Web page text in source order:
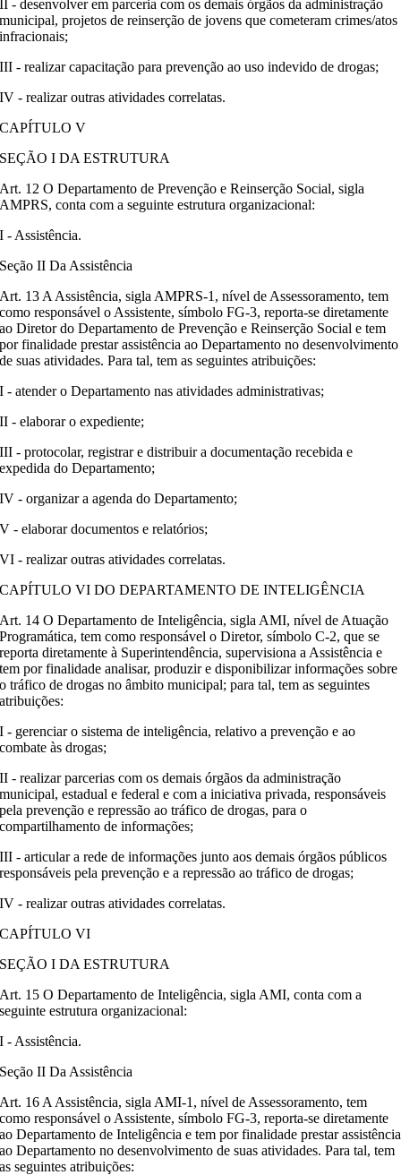
II - desenvolver em parceria com os demais órgãos da administração
municipal, projetos de reinserção de jovens que cometeram crimes/atos
infracionais;
III - realizar capacitação para prevenção ao uso indevido de drogas;
IV - realizar outras atividades correlatas.
CAPÍTULO V
SEÇÃO I DA ESTRUTURA
Art. 12 O Departamento de Prevenção e Reinserção Social, sigla
AMPRS, conta com a seguinte estrutura organizacional:
I - Assistência.
Seção II Da Assistência
Art. 13 A Assistência, sigla AMPRS-1, nível de Assessoramento, tem
como responsável o Assistente, símbolo FG-3, reporta-se diretamente
ao Diretor do Departamento de Prevenção e Reinserção Social e tem
por finalidade prestar assistência ao Departamento no desenvolvimento
de suas atividades. Para tal, tem as seguintes atribuições:
I - atender o Departamento nas atividades administrativas;
II - elaborar o expediente;
III - protocolar, registrar e distribuir a documentação recebida e
expedida do Departamento;
IV - organizar a agenda do Departamento;
V - elaborar documentos e relatórios;
VI - realizar outras atividades correlatas.
CAPÍTULO VI DO DEPARTAMENTO DE INTELIGÊNCIA
Art. 14 O Departamento de Inteligência, sigla AMI, nível de Atuação
Programática, tem como responsável o Diretor, símbolo C-2, que se
reporta diretamente à Superintendência, supervisiona a Assistência e
tem por finalidade analisar, produzir e disponibilizar informações sobre
o tráfico de drogas no âmbito municipal; para tal, tem as seguintes
atribuições:
I - gerenciar o sistema de inteligência, relativo a prevenção e ao
combate às drogas;
II - realizar parcerias com os demais órgãos da administração
municipal, estadual e federal e com a iniciativa privada, responsáveis
pela prevenção e repressão ao tráfico de drogas, para o
compartilhamento de informações;
III - articular a rede de informações junto aos demais órgãos públicos
responsáveis pela prevenção e a repressão ao tráfico de drogas;
IV - realizar outras atividades correlatas.
CAPÍTULO VI
SEÇÃO I DA ESTRUTURA
Art. 15 O Departamento de Inteligência, sigla AMI, conta com a
seguinte estrutura organizacional:
I - Assistência.
Seção II Da Assistência
Art. 16 A Assistência, sigla AMI-1, nível de Assessoramento, tem
como responsável o Assistente, símbolo FG-3, reporta-se diretamente
ao Departamento de Inteligência e tem por finalidade prestar assistência
ao Departamento no desenvolvimento de suas atividades. Para tal, tem
as seguintes atribuições: